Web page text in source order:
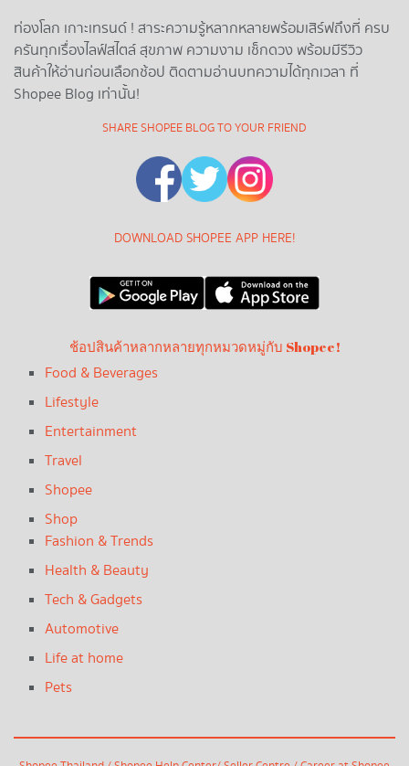
ท่องโลก เกาะเทรนด์ ! สาระความรู้หลากหลายพร้อมเสิร์ฟถึงที่ ครบ
ครันทุกเรื่องไลฟ์สไตล์ สุขภาพ ความงาม เช็กดวง พร้อมมีรีวิว
สินค้าให้อ่านก่อนเลือกช้อป ติดตามอ่านบทความได้ทุกเวลา ที่
Shopee Blog เท่านั้น!
SHARE SHOPEE BLOG TO YOUR FRIEND
DOWNLOAD SHOPEE APP HERE!
ช้อปสินค้าหลากหลายทุกหมวดหมู่กับ Shopee!
Food & Beverages
Lifestyle
Entertainment
Travel
Shopee
Shop
Fashion & Trends
Health & Beauty
Tech & Gadgets
Automotive
Life at home
Pets